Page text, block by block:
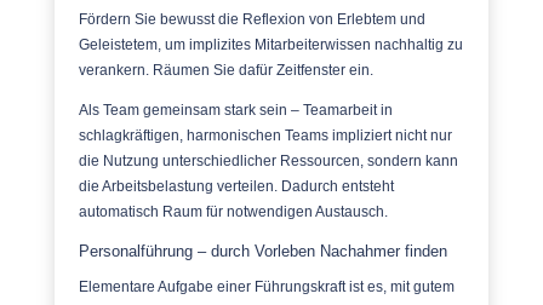
Fördern Sie bewusst die Reflexion von Erlebtem und
Geleistetem, um implizites Mitarbeiterwissen nachhaltig zu
verankern. Räumen Sie dafür Zeitfenster ein.
Als Team gemeinsam stark sein – Teamarbeit in
schlagkräftigen, harmonischen Teams impliziert nicht nur
die Nutzung unterschiedlicher Ressourcen, sondern kann
die Arbeitsbelastung verteilen. Dadurch entsteht
automatisch Raum für notwendigen Austausch.
Personalführung – durch Vorleben Nachahmer finden
Elementare Aufgabe einer Führungskraft ist es, mit gutem